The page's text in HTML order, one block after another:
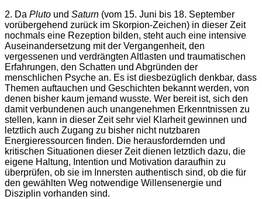
2. Da Pluto und Saturn (vom 15. Juni bis 18. September
vorübergehend zurück im Skorpion-Zeichen) in dieser Zeit
nochmals eine Rezeption bilden, steht auch eine intensive
Auseinandersetzung mit der Vergangenheit, den
vergessenen und verdrängten Altlasten und traumatischen
Erfahrungen, den Schatten und Abgründen der
menschlichen Psyche an. Es ist diesbezüglich denkbar, dass
Themen auftauchen und Geschichten bekannt werden, von
denen bisher kaum jemand wusste. Wer bereit ist, sich den
damit verbundenen auch unangenehmen Erkenntnissen zu
stellen, kann in dieser Zeit sehr viel Klarheit gewinnen und
letztlich auch Zugang zu bisher nicht nutzbaren
Energieressourcen finden. Die herausfordernden und
kritischen Situationen dieser Zeit dienen letztlich dazu, die
eigene Haltung, Intention und Motivation daraufhin zu
überprüfen, ob sie im Innersten authentisch sind, ob die für
den gewählten Weg notwendige Willensenergie und
Disziplin vorhanden sind.